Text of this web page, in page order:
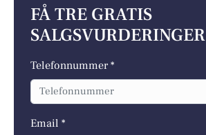
FÅ TRE GRATIS
SALGSVURDERINGER
Telefonnummer *
Email *